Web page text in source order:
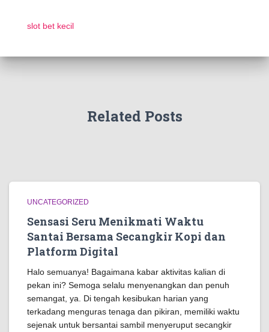
slot bet kecil
Related Posts
UNCATEGORIZED
Sensasi Seru Menikmati Waktu
Santai Bersama Secangkir Kopi dan
Platform Digital
Halo semuanya! Bagaimana kabar aktivitas kalian di
pekan ini? Semoga selalu menyenangkan dan penuh
semangat, ya. Di tengah kesibukan harian yang
terkadang menguras tenaga dan pikiran, memiliki waktu
sejenak untuk bersantai sambil menyeruput secangkir